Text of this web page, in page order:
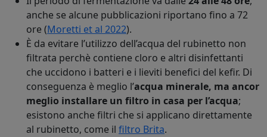
anche se alcune pubblicazioni riportano fino a 72
ore (Moretti et al 2022).
È da evitare l’utilizzo dell’acqua del rubinetto non
filtrata perchè contiene cloro e altri disinfettanti
che uccidono i batteri e i lieviti benefici del kefir. Di
conseguenza è meglio l’acqua minerale, ma ancor
meglio installare un filtro in casa per l’acqua;
esistono anche filtri che si applicano direttamente
al rubinetto, come il filtro Brita.